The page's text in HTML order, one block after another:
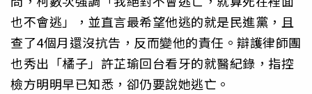
也不會逃」，並直言最希望他逃的就是民進黨，且
查了4個月還沒抗告，反而變他的責任。辯護律師團
也秀出「橘子」許芷瑜回台看牙的就醫紀錄，指控
檢方明明早已知悉，卻仍要說她逃亡。